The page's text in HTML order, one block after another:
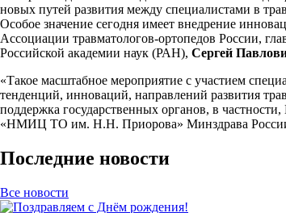
новых путей развития между специалистами в
Особое значение сегодня имеет внедрение
Ассоциации травматологов-ортопедов России,
Российской академии наук (РАН), Сергей
«Такое масштабное мероприятие с участием
тенденций, инноваций, направлений развития
поддержка государственных органов, в
«НМИЦ ТО им. Н.Н. Приорова» Минздрава
Последние новости
Все новости